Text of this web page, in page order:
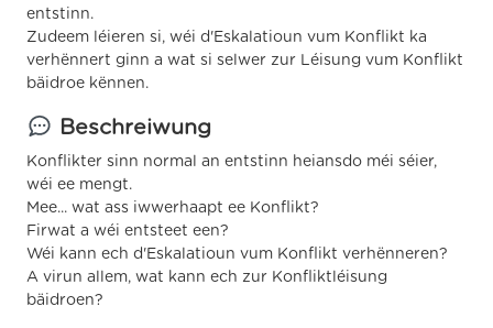
entstinn.
Zudeem léieren si, wéi d'Eskalatioun vum Konflikt ka
verhënnert ginn a wat si selwer zur Léisung vum Konflikt
bäidroe kënnen.
Beschreiwung
Konflikter sinn normal an entstinn heiansdo méi séier,
wéi ee mengt.
Mee... wat ass iwwerhaapt ee Konflikt?
Firwat a wéi entsteet een?
Wéi kann ech d'Eskalatioun vum Konflikt verhënneren?
A virun allem, wat kann ech zur Konfliktléisung
bäidroen?